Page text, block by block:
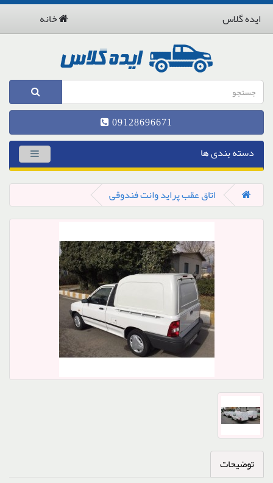
ایده گلاس خانه
09128696671
دسته بندی ها
اتاق عقب پراید وانت فندوقی
توضیحات